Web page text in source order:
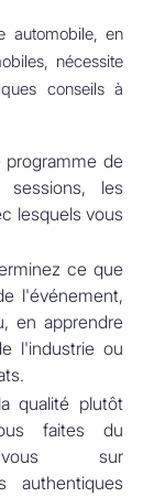
automobile, en
nécessite
conseils à
programme de
les
lesquels vous
ce que
l'événement,
en apprendre
l'industrie ou
qualité plutôt
faites du
vous sur
authentiques